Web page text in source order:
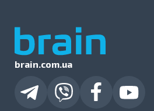
brain.com.ua